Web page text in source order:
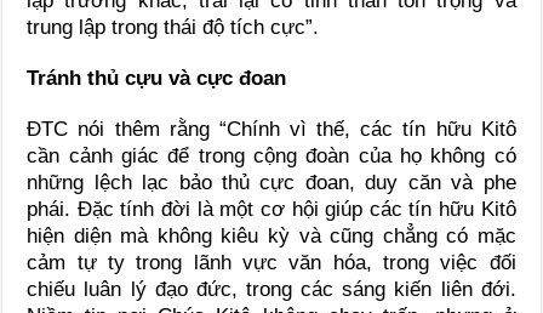
trung lập trong thái độ tích cực”.
Tránh thủ cựu và cực đoan
ĐTC nói thêm rằng “Chính vì thế, các tín hữu Kitô
cần cảnh giác để trong cộng đoàn của họ không có
những lệch lạc bảo thủ cực đoan, duy căn và phe
phái. Đặc tính đời là một cơ hội giúp các tín hữu Kitô
hiện diện mà không kiêu kỳ và cũng chẳng có mặc
cảm tự ty trong lãnh vực văn hóa, trong việc đối
chiếu luân lý đạo đức, trong các sáng kiến liên đới.